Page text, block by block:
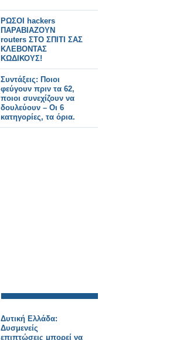
ΡΩΣΟΙ hackers
ΠΑΡΑΒΙΑΖΟΥΝ
routers ΣΤΟ ΣΠΙΤΙ ΣΑΣ
ΚΛΕΒΟΝΤΑΣ
ΚΩΔΙΚΟΥΣ!
Συντάξεις: Ποιοι
φεύγουν πριν τα 62,
ποιοι συνεχίζουν να
δουλεύουν – Οι 6
κατηγορίες, τα όρια.
Δυτική Ελλάδα:
Δυσμενείς
επιπτώσεις μπορεί να